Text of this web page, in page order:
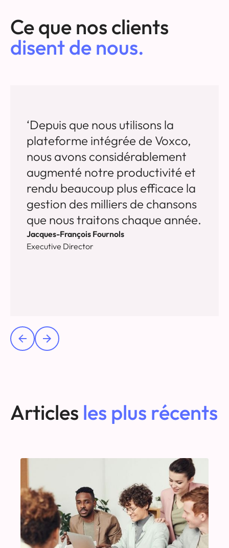
Ce que nos clients
disent de nous.
‘Depuis que nous utilisons la
plateforme intégrée de Voxco,
nous avons considérablement
augmenté notre productivité et
rendu beaucoup plus efficace la
gestion des milliers de chansons
que nous traitons chaque année.
Jacques-François Fournols
Executive Director
Articles les plus récents